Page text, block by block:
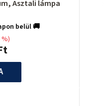
Asztali lámpa
belül 🚚
%)